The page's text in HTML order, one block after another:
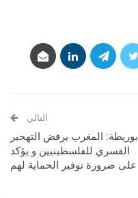
التالي
بوريطة: المغرب يرفض التهجير
القسري للفلسطينيين و يؤكد
على ضرورة توفير الحماية لهم